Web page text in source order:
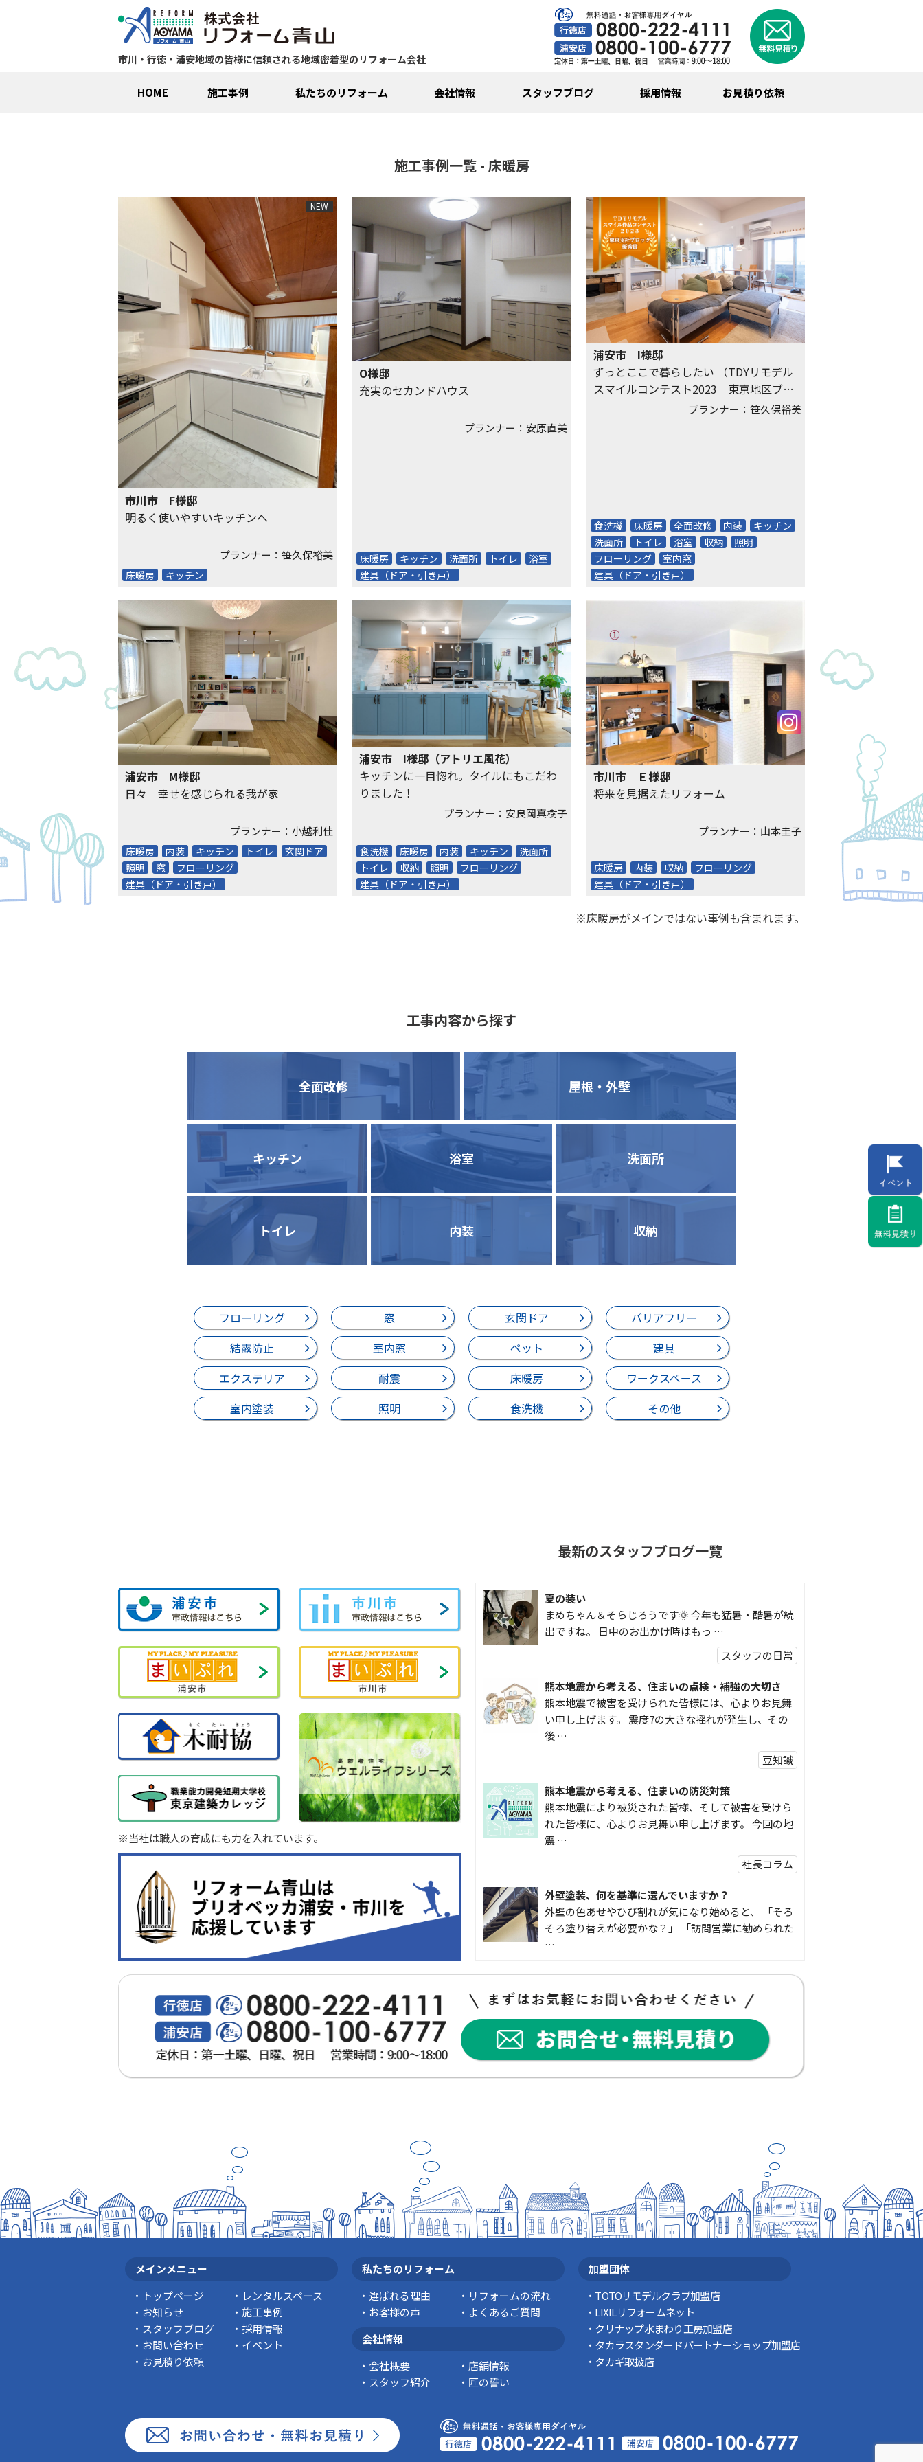
市川・行徳・浦安地域の皆様に信頼される地域密着型のリフォーム会社
HOME 施工事例 私たちのリフォーム 会社情報 スタッフブログ 採用情報 お見積り依頼
施工事例一覧 - 床暖房
市川市 F様邸
明るく使いやすいキッチンへ
プランナー：笹久保裕美
床暖房 キッチン
O様邸
充実のセカンドハウス
プランナー：安原直美
床暖房 キッチン 洗面所 トイレ
浴室
建具（ドア・引き戸）
浦安市 I様邸
ずっとここで暮らしたい （TDYリモデル
スマイルコンテスト2023 東京地区ブロ
プランナー：笹久保裕美
食洗機 床暖房 全面改修 内装
キッチン
洗面所
トイレ 浴室 収納
照明
フローリング
室内窓
建具（ドア・引き戸）
浦安市 M様邸
日々 幸せを感じられる我が家
プランナー：小越利佳
床暖房 内装 キッチン トイレ
玄関ドア
照明
窓
フローリング
建具（ドア・引き戸）
浦安市 I様邸（アトリエ風花）
キッチンに一目惚れ。タイルにもこだわ
りました！
プランナー：安良岡真樹子
食洗機 床暖房 内装 キッチン
洗面所
トイレ
収納 照明
フローリング
建具（ドア・引き戸）
市川市 Ｅ様邸
将来を見据えたリフォーム
プランナー：山本圭子
床暖房 内装 収納
フローリング
建具（ドア・引き戸）
※床暖房がメインではない事例も含まれます。
工事内容から探す
全面改修 屋根・外壁
キッチン 浴室 洗面所
トイレ 内装 収納
フローリング 窓 玄関ドア
バリアフリー
結露防止
室内窓 ペット
建具
エクステリア
耐震 床暖房
ワークスペース
室内塗装
照明 食洗機 その他
※当社は職人の育成にも力を入れています。
最新のスタッフブログ一覧
夏の装い
まめちゃん＆そらじろうです🌞 今年も猛暑・酷暑が続
出ですね。 日中のお出かけ時はもっ …
スタッフの日常
熊本地震から考える、住まいの点検・補強の大切さ
熊本地震で被害を受けられた皆様には、心よりお見舞
い申し上げます。 震度7の大きな揺れが発生し、その
後 …
豆知識
熊本地震から考える、住まいの防災対策
熊本地震により被災された皆様、そして被害を受けら
れた皆様に、心よりお見舞い申し上げます。 今回の地
震 …
社長コラム
外壁塗装、何を基準に選んでいますか？
外壁の色あせやひび割れが気になり始めると、 「そろ
そろ塗り替えが必要かな？」 「訪問営業に勧められた
…
なかなか便利な物
こんにちは コゴちゃんです 少し前になりますが購
入して良かった物を ご紹介したいと思 …
スタッフの日常
メインメニュー
トップページ
レンタルスペース
お知らせ
施工事例
スタッフブログ
採用情報
お問い合わせ
イベント
お見積り依頼
私たちのリフォーム
選ばれる理由
リフォームの流れ
お客様の声
よくあるご質問
会社情報
会社概要
店舗情報
スタッフ紹介
匠の誓い
加盟団体
TOTOリモデルクラブ加盟店
LIXILリフォームネット
クリナップ水まわり工房加盟店
タカラスタンダードパートナーショップ加盟店
タカギ取扱店